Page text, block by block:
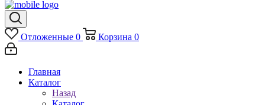
Отложенные 0 Корзина 0
Главная
Каталог
Назад